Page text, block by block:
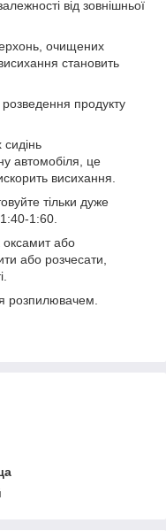
від зовнішньої
очищених
становить
продукту
автомобіля, це
висихання.
тільки дуже
1:60.
оксамит або
або розчесати,
розпилювачем.